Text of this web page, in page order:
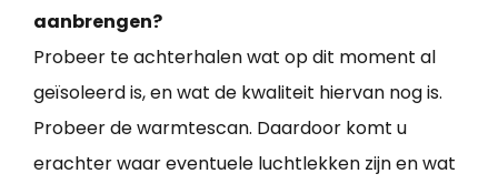
aanbrengen?
Probeer te achterhalen wat op dit moment al
geïsoleerd is, en wat de kwaliteit hiervan nog is.
Probeer de warmtescan. Daardoor komt u
erachter waar eventuele luchtlekken zijn en wat